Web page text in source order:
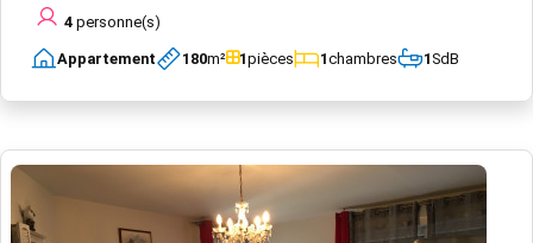
4 personne(s)
Appartement 180m² 1pièces 1chambres 1SdB